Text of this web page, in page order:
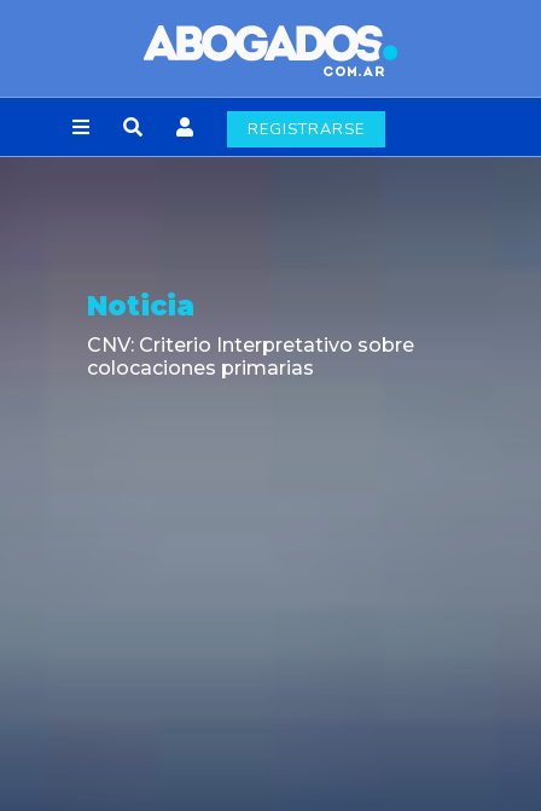
REGISTRARSE
Noticia
CNV: Criterio Interpretativo sobre
colocaciones primarias